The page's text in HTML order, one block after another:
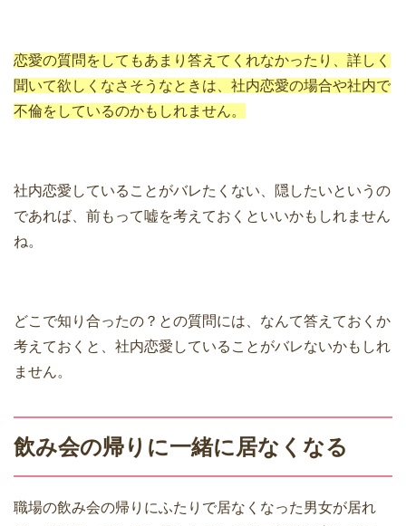
恋愛の質問をしてもあまり答えてくれなかったり、詳しく
聞いて欲しくなさそうなときは、社内恋愛の場合や社内で
不倫をしているのかもしれません。
社内恋愛していることがバレたくない、隠したいというの
であれば、前もって嘘を考えておくといいかもしれません
ね。
どこで知り合ったの？との質問には、なんて答えておくか
考えておくと、社内恋愛していることがバレないかもしれ
ません。
飲み会の帰りに一緒に居なくなる
職場の飲み会の帰りにふたりで居なくなった男女が居れ